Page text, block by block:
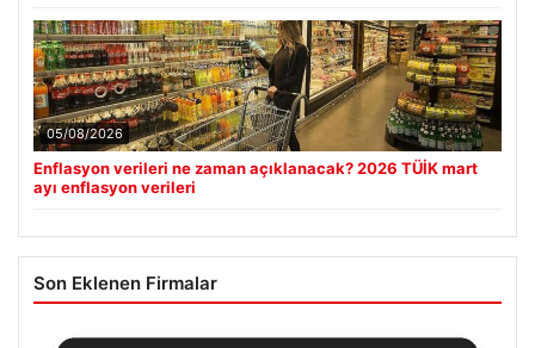
05/08/2026
Enflasyon verileri ne zaman açıklanacak? 2026 TÜİK mart
ayı enflasyon verileri
Son Eklenen Firmalar